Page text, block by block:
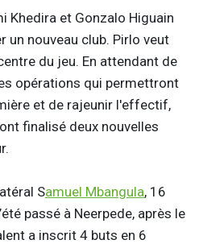
Khedira et Gonzalo Higuain
un nouveau club. Pirlo veut
du jeu. En attendant de
opérations qui permettront
et de rajeunir l'effectif,
finalisé deux nouvelles
Samuel Mbangula, 16
passé à Neerpede, après le
a inscrit 4 buts en 6